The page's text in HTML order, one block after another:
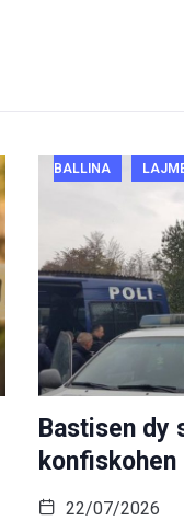
BALLINA
Bastisen dy
konfiskohen
22/07/2026